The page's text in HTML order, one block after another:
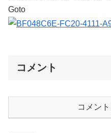
Goto
コメント
コメン